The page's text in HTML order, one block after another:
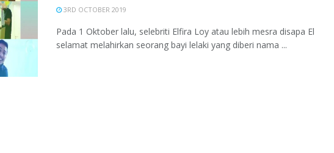
3RD OCTOBER 2019
Pada 1 Oktober lalu, selebriti Elfira Loy atau lebih mesra disapa El
selamat melahirkan seorang bayi lelaki yang diberi nama ...